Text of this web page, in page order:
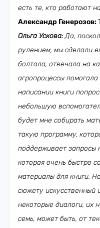
есть те, кто работают
Александр Генерозов:
Ольга Ускова:Да,
рулением, мы сделали
болтала, отвечала на
агропроцессы
написании книги
небольшую
будет мне собирать
такую программу,
поддерживает запросы
которая очень быстро
материалы для книги.
сюжету искусственный
некоторые диалоги, их
семь, может быть, от